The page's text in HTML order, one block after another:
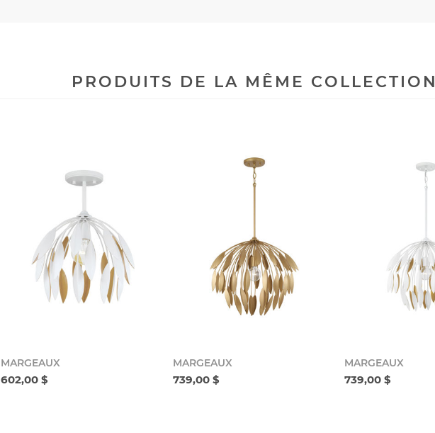
PRODUITS DE LA MÊME COLLECTION
MARGEAUX
602,00 $
MARGEAUX
739,00 $
MARGEAUX
739,00 $